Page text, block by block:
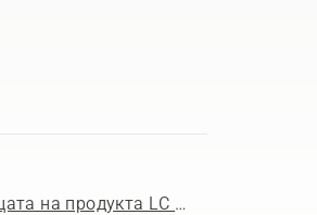
Отидете на страницата на продукта LC 347iVX